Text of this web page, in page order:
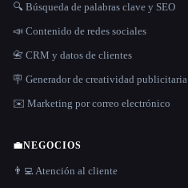
🔍 Búsqueda de palabras clave y SEO
📣 Contenido de redes sociales
📇 CRM y datos de clientes
🪧 Generador de creatividad publicitaria
✉️ Marketing por correo electrónico
💼NEGOCIOS
👨‍💻 Atención al cliente